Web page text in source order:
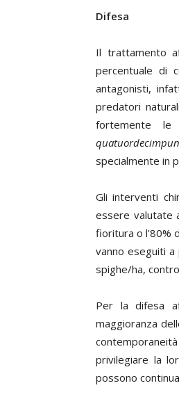
Difesa
Il trattamento
percentuale di
antagonisti,
predatori
fortemente le
specialmente in
Gli interventi
essere valutate
fioritura o l'80%
vanno eseguiti
spighe/ha,
Per la difesa
maggioranza
privilegiare la
possono